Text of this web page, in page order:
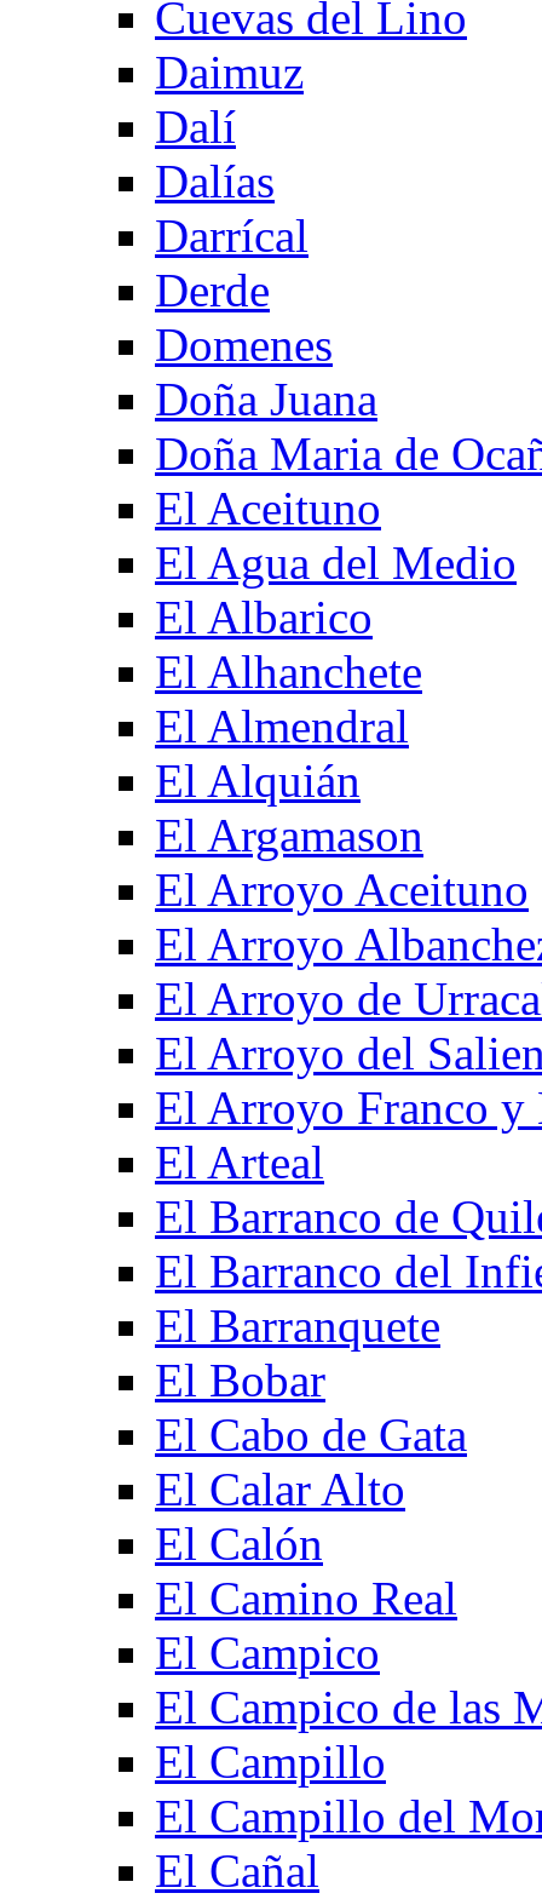
Cuevas del Lino
Daimuz
Dalí
Dalías
Darrícal
Derde
Domenes
Doña Juana
Doña Maria de
El Aceituno
El Agua del Medio
El Albarico
El Alhanchete
El Almendral
El Alquián
El Argamason
El Arroyo Aceituno
El Arroyo
El Arroyo de
El Arroyo del
El Arroyo Franco y
El Arteal
El Barranco de
El Barranco del
El Barranquete
El Bobar
El Cabo de Gata
El Calar Alto
El Calón
El Camino Real
El Campico
El Campico de las
El Campillo
El Campillo del
El Cañal